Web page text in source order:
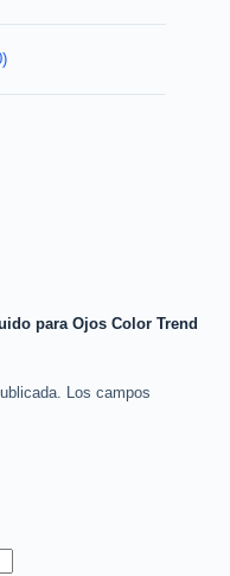
para Ojos Color Trend
Los campos